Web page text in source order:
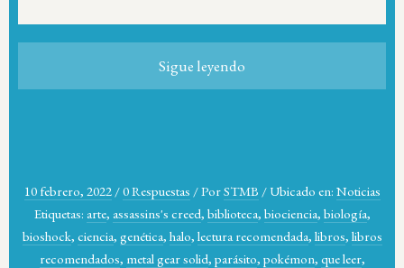
Sigue leyendo
10 febrero, 2022 /0 Respuestas /PorSTMB / Ubicado en: Noticias
Etiquetas: arte, assassins's creed, biblioteca, biociencia, biología,
bioshock, ciencia, genética, halo, lectura recomendada, libros, libros
recomendados, metal gear solid, parásito, pokémon, que leer,